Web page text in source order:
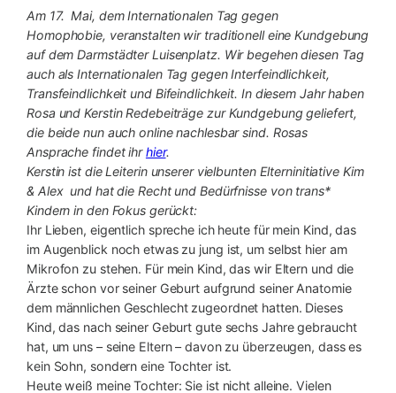
Am 17. Mai, dem Internationalen Tag gegen
Homophobie, veranstalten wir traditionell eine Kundgebung
auf dem Darmstädter Luisenplatz. Wir begehen diesen Tag
auch als Internationalen Tag gegen Interfeindlichkeit,
Transfeindlichkeit und Bifeindlichkeit. In diesem Jahr haben
Rosa und Kerstin Redebeiträge zur Kundgebung geliefert,
die beide nun auch online nachlesbar sind. Rosas
Ansprache findet ihrhier.
Kerstin ist die Leiterin unserer vielbunten Elterninitiative Kim
& Alex und hat die Recht und Bedürfnisse von trans*
Kindern in den Fokus gerückt:
Ihr Lieben, eigentlich spreche ich heute für mein Kind, das
im Augenblick noch etwas zu jung ist, um selbst hier am
Mikrofon zu stehen. Für mein Kind, das wir Eltern und die
Ärzte schon vor seiner Geburt aufgrund seiner Anatomie
dem männlichen Geschlecht zugeordnet hatten. Dieses
Kind, das nach seiner Geburt gute sechs Jahre gebraucht
hat, um uns – seine Eltern – davon zu überzeugen, dass es
kein Sohn, sondern eine Tochter ist.
Heute weiß meine Tochter: Sie ist nicht alleine. Vielen